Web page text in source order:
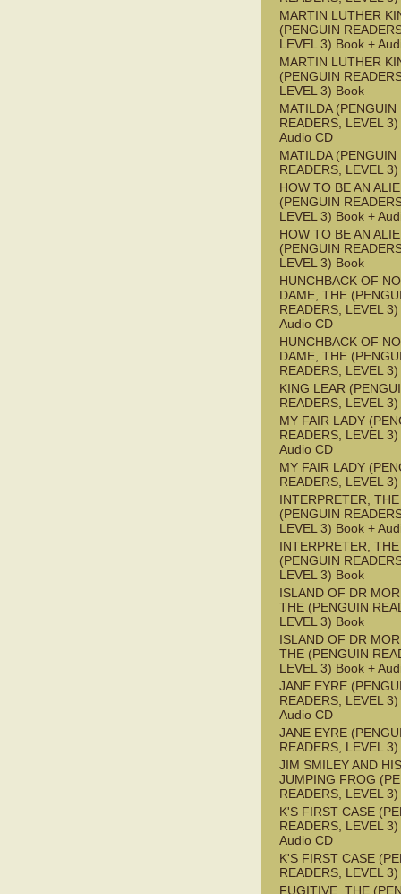
MARTIN LUTHER
(PENGUIN
LEVEL 3) Book +
MARTIN LUTHER
(PENGUIN
LEVEL 3) Book
MATILDA (PENGUIN
READERS, LEVEL
Audio CD
MATILDA (PENGUIN
READERS, LEVEL
HOW TO BE AN
(PENGUIN
LEVEL 3) Book +
HOW TO BE AN
(PENGUIN
LEVEL 3) Book
HUNCHBACK OF
DAME, THE
READERS, LEVEL
Audio CD
HUNCHBACK OF
DAME, THE
READERS, LEVEL
KING LEAR
READERS, LEVEL
MY FAIR LADY
READERS, LEVEL
Audio CD
MY FAIR LADY
READERS, LEVEL
INTERPRETER, THE
(PENGUIN
LEVEL 3) Book +
INTERPRETER, THE
(PENGUIN
LEVEL 3) Book
ISLAND OF DR
THE (PENGUIN
LEVEL 3) Book
ISLAND OF DR
THE (PENGUIN
LEVEL 3) Book +
JANE EYRE
READERS, LEVEL
Audio CD
JANE EYRE
READERS, LEVEL
JIM SMILEY AND HIS
JUMPING FROG
READERS, LEVEL
K'S FIRST CASE
READERS, LEVEL
Audio CD
K'S FIRST CASE
READERS, LEVEL
FUGITIVE, THE